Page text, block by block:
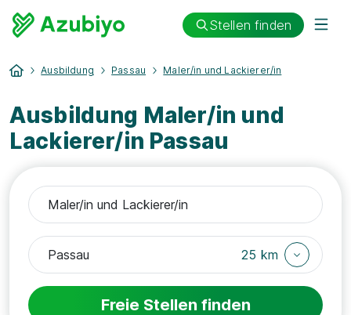
Stellen finden
Ausbildung Passau Maler/in und Lackierer/in
Ausbildung Maler/in und
Lackierer/in Passau
25 km
Freie Stellen finden